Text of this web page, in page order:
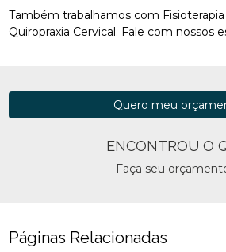
Também trabalhamos com
Quiropraxia Cervical. Fale com nossos
ENCONTROU O
Faça seu
Quero meu
Páginas Relacionadas